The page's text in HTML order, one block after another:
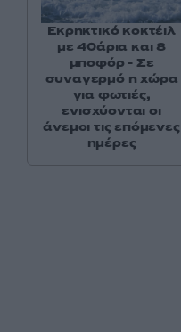
Εκρηκτικό κοκτέιλ
με 40άρια και 8
μποφόρ - Σε
συναγερμό η χώρα
για φωτιές,
ενισχύονται οι
άνεμοι τις επόμενες
ημέρες